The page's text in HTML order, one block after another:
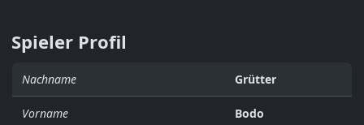
Spieler Profil
Nachname Grütter
Vorname Bodo